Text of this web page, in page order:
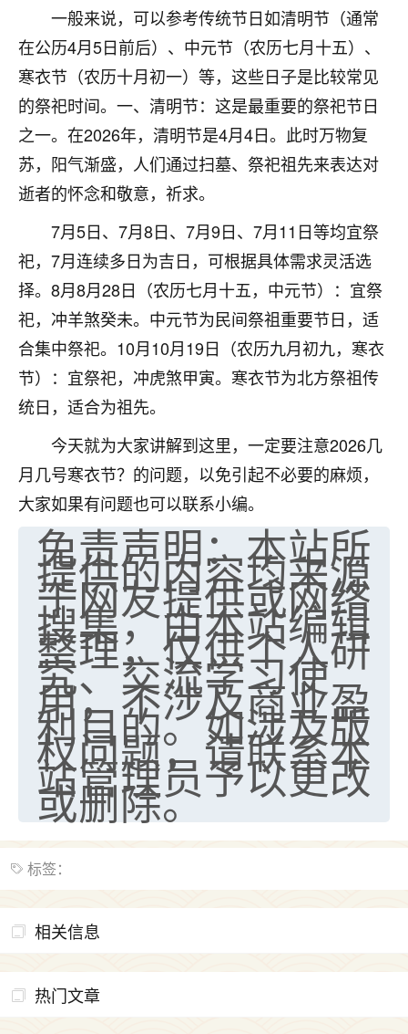
一般来说，可以参考传统节日如清明节（通常
在公历4月5日前后）、中元节（农历七月十五）、
寒衣节（农历十月初一）等，这些日子是比较常见
的祭祀时间。一、清明节：这是最重要的祭祀节日
之一。在2026年，清明节是4月4日。此时万物复
苏，阳气渐盛，人们通过扫墓、祭祀祖先来表达对
逝者的怀念和敬意，祈求。
7月5日、7月8日、7月9日、7月11日等均宜祭
祀，7月连续多日为吉日，可根据具体需求灵活选
择。8月8月28日（农历七月十五，中元节）：宜祭
祀，冲羊煞癸未。中元节为民间祭祖重要节日，适
合集中祭祀。10月10月19日（农历九月初九，寒衣
节）：宜祭祀，冲虎煞甲寅。寒衣节为北方祭祖传
统日，适合为祖先。
今天就为大家讲解到这里，一定要注意2026几
月几号寒衣节？的问题，以免引起不必要的麻烦，
大家如果有问题也可以联系小编。
免责声明：本站所
提供的内容均来源
于网友提供或网络
搜集，由本站编辑
整理，仅供个人研
究、交流学习使
用，不涉及商业盈
利目的。如涉及版
权问题，请联系本
站管理员予以更改
或删除。
标签：
相关信息
热门文章
1天前 来自江西 12
青春168
我也想要，我也想要！
2天前 来自山西 15
Jessica李
老师做不做超度法事？我想给我奶奶做超度，她今年
刚去世了。
七零老顽童：我母亲前年离世，刚开始我经常
做梦梦见她，后来也是朋友介绍，找到慧来老
师，安排了超度法事，做梦再也没有梦到过
了，一开始是半信半疑的，图个心安，给亡母
超度，现在看来，人不信也不行。
2天前 来自云南 11
优秀的张同学
老师收徒吗？？我对这些很感兴趣
2天前 来自山西 15